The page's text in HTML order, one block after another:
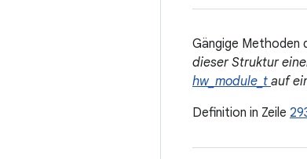
Gängige Methoden
dieser Struktur
hw_module_t auf
Definition in Zeile